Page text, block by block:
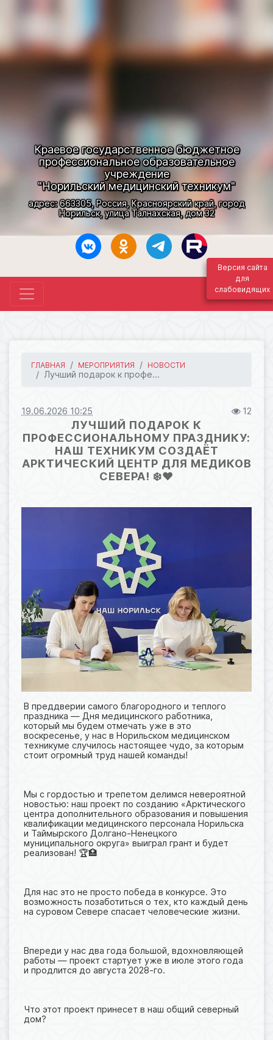
Версия сайта
для
слабовидящих
Краевое государственное бюджетное
профессиональное образовательное
учреждение
"Норильский медицинский техникум"
адрес: 663305, Россия, Красноярский край, город
Норильск, улица Талнахская, дом 32
ГЛАВНАЯ МЕРОПРИЯТИЯ НОВОСТИ
Лучший подарок к профе...
19.06.2026 10:25 12
ЛУЧШИЙ ПОДАРОК К
ПРОФЕССИОНАЛЬНОМУ ПРАЗДНИКУ:
НАШ ТЕХНИКУМ СОЗДАЁТ
АРКТИЧЕСКИЙ ЦЕНТР ДЛЯ МЕДИКОВ
СЕВЕРА! ❄️❤️
В преддверии самого благородного и теплого
праздника — Дня медицинского работника,
который мы будем отмечать уже в это
воскресенье, у нас в Норильском медицинском
техникуме случилось настоящее чудо, за которым
стоит огромный труд нашей команды!
Мы с гордостью и трепетом делимся невероятной
новостью: наш проект по созданию «Арктического
центра дополнительного образования и повышения
квалификации медицинского персонала Норильска
и Таймырского Долгано-Ненецкого
муниципального округа» выиграл грант и будет
реализован! 🏆🏥
Для нас это не просто победа в конкурсе. Это
возможность позаботиться о тех, кто каждый день
на суровом Севере спасает человеческие жизни.
Впереди у нас два года большой, вдохновляющей
работы — проект стартует уже в июле этого года
и продлится до августа 2028-го.
Что этот проект принесет в наш общий северный
дом?